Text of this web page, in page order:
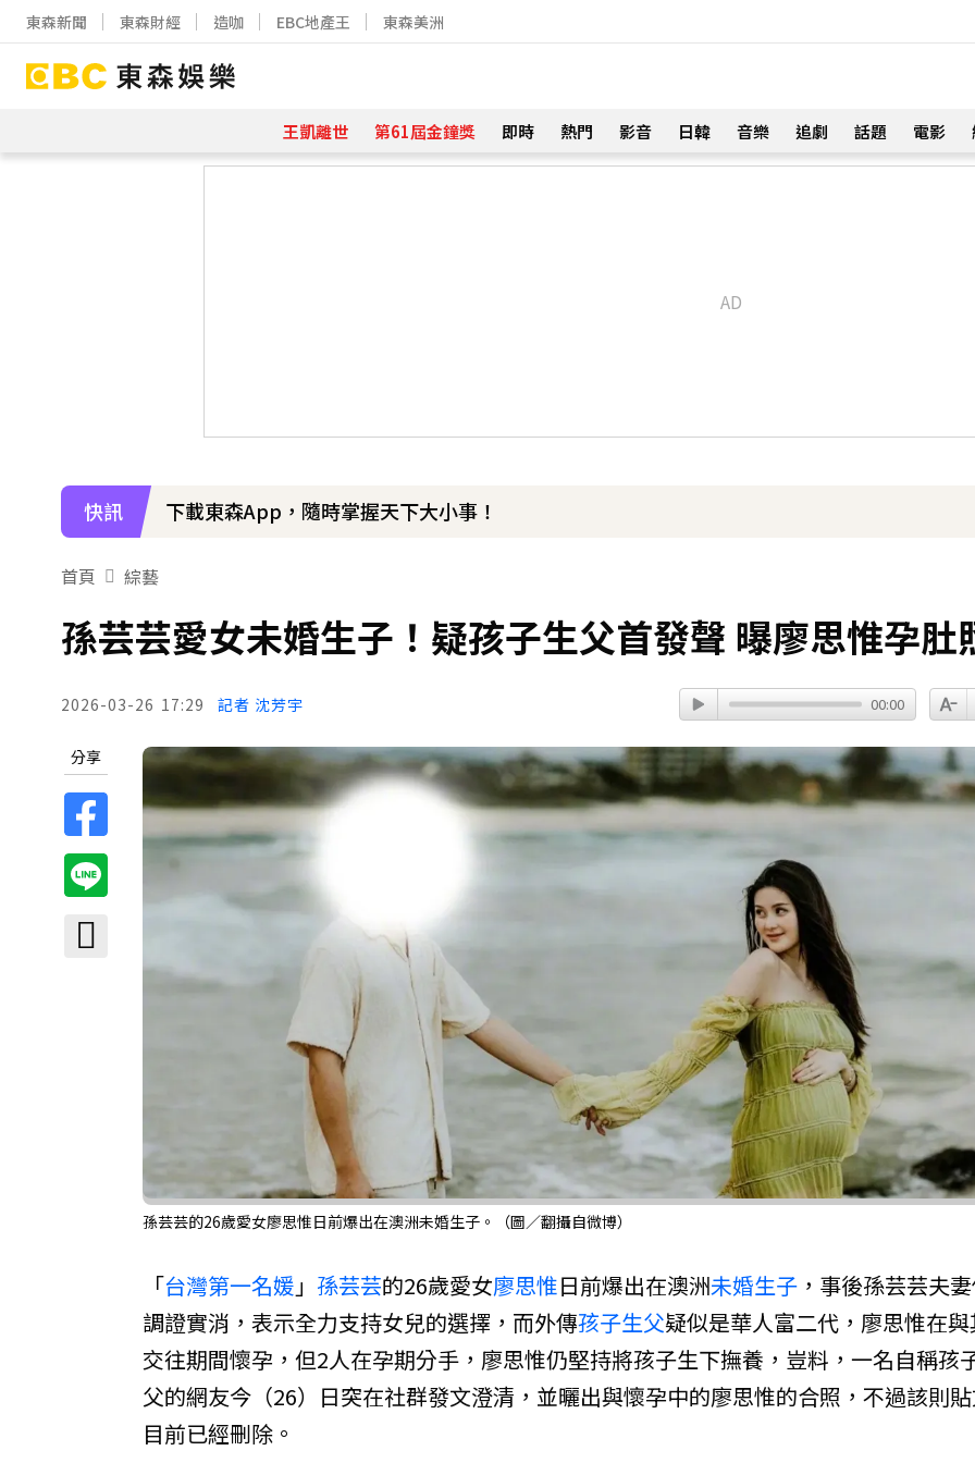
東森新聞 東森財經 造咖 EBC地產王 東森美洲
王凱離世 第61屆金鐘獎 即時 熱門 影音 日韓 音樂 追劇 話題 電影
快訊 下載東森App，隨時掌握天下大小事！
首頁 綜藝
孫芸芸愛女未婚生子！疑孩子生父首發聲 曝廖思惟孕肚
2026-03-26 17:29 記者 沈芳宇 00:00
分享
孫芸芸的26歲愛女廖思惟日前爆出在澳洲未婚生子。（圖／翻攝自微博）
「台灣第一名媛 」 孫芸芸的26歲愛女廖思惟日前爆出在澳洲未婚生子 ，事後孫芸芸夫
調證實消，表示全力支持女兒的選擇，而外傳孩子生父疑似是華人富二代，廖思惟在
交往期間懷孕，但2人在孕期分手，廖思惟仍堅持將孩子生下撫養，豈料，一名自稱孩
父的網友今（26）日突在社群發文澄清，並曬出與懷孕中的廖思惟的合照，不過該則
目前已經刪除。